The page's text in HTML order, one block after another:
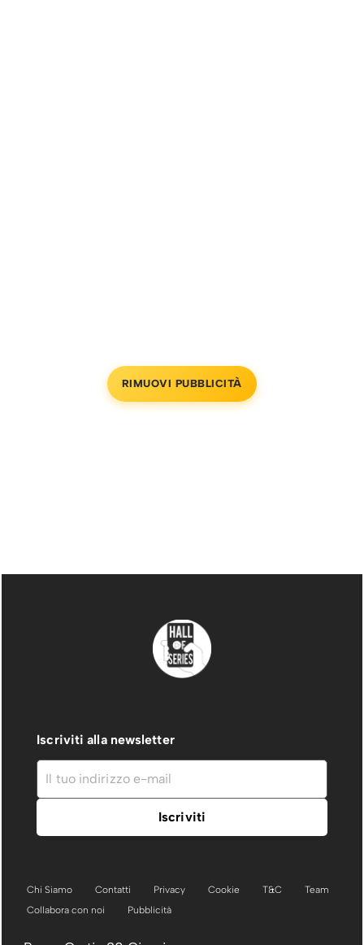
RIMUOVI PUBBLICITÀ
Iscriviti alla newsletter
Chi Siamo Contatti Privacy Cookie T&C
Team
Collabora con noi
Pubblicità